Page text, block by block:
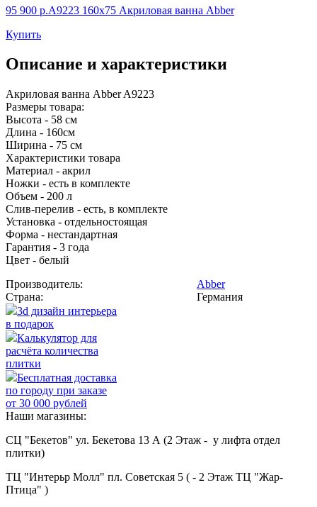
95 900 р.A9223 160х75 Акриловая ванна Abber
Купить
Описание и характеристики
Акриловая ванна Abber A9223
Размеры товара:
Высота - 58 см
Длина - 160см
Ширина - 75 см
Характеристики товара
Материал - акрил
Ножки - есть в комплекте
Объем - 200 л
Слив-перелив - есть, в комплекте
Установка - отдельностоящая
Форма - нестандартная
Гарантия - 3 года
Цвет - белый
Производитель:
Abber
Страна:
Германия
3d дизайн интерьера
в подарок
Калькулятор для
расчёта количества
плитки
Бесплатная доставка
по городу при заказе
от 30 000 рублей
Наши магазины:
СЦ "Бекетов" ул. Бекетова 13 А (2 Этаж - у лифта отдел
плитки)
ТЦ "Интерьр Молл" пл. Советская 5 ( - 2 Этаж ТЦ "Жар-
Птица" )